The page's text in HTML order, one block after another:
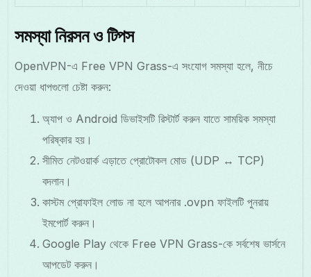
সমস্যা নিরসন ও টিপস
OpenVPN-এ Free VPN Grass-এ সংযোগ সমস্যা হলে, নীচে
দেওয়া ধাপগুলো চেষ্টা করুন:
অ্যাপ ও Android ডিভাইসটি রিস্টার্ট করুন যাতে সাময়িক সমস্যা
পরিষ্কার হয়।
সীমিত নেটওয়ার্ক এড়াতে প্রোটোকল মোড (UDP ↔ TCP)
বদলান।
কাস্টম প্রোফাইল লোড না হলে আপনার .ovpn ফাইলটি পুনরায়
ইমপোর্ট করুন।
Google Play থেকে Free VPN Grass-কে সর্বশেষ ভার্সনে
আপডেট করুন।